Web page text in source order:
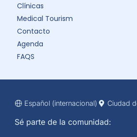
Clínicas
Medical Tourism
Contacto
Agenda
FAQS
Español (internacional) Ciudad
Sé parte de la comunidad: